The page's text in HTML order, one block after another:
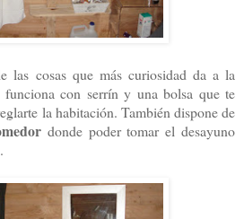
las cosas que más curiosidad da a la
con serrín y una bolsa que te
la habitación. También dispone de
donde poder tomar el desayuno